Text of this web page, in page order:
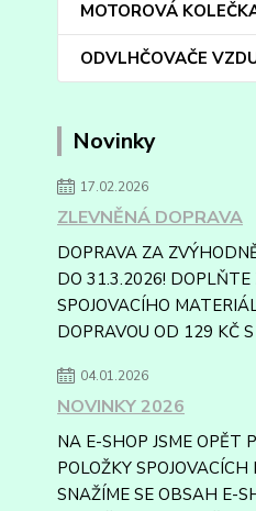
MOTOROVÁ
ODVLHČOVAČE
Novinky
17.02.2026
ZLEVNĚNÁ DOPRAVA
DOPRAVA ZA
DO 31.3.2026! DOPLŇTE
SPOJOVACÍHO
DOPRAVOU OD 129 KČ
04.01.2026
NOVINKY 2026
NA E-SHOP JSME OPĚT
POLOŽKY
SNAŽÍME SE OBSAH E-